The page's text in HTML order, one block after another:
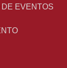
DE EVENTOS